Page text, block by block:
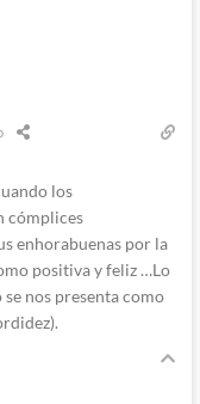
los
cómplices
enhorabuenas por la
positiva y feliz …Lo
nos presenta como